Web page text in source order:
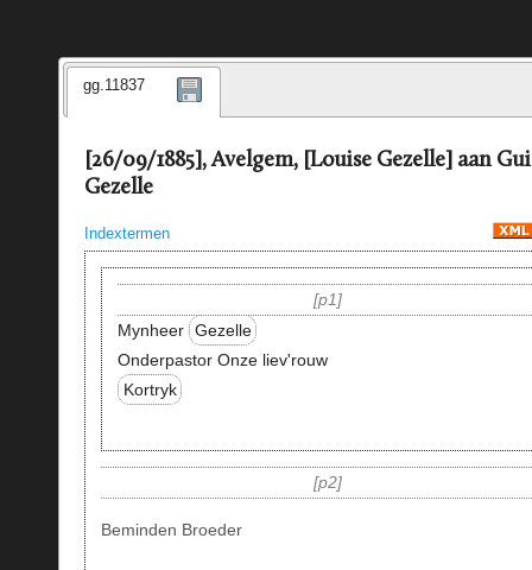
gg.11837
[26/09/1885], Avelgem, [Louise Gezelle] aan
Gezelle
Indextermen
p1
Mynheer Gezelle
Onderpastor Onze liev'rouw
Kortryk
p2
Beminden Broeder